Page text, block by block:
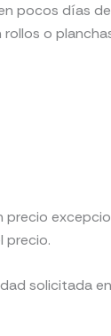
pocos días
o
precio
precio.
solicitada